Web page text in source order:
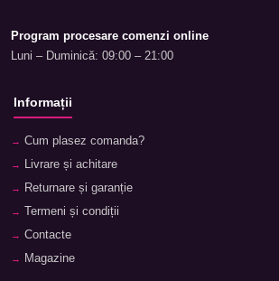
Program procesare comenzi online
Luni – Duminică: 09:00 – 21:00
Informații
Cum plasez comanda?
Livrare și achitare
Returnare și garanție
Termeni și condiții
Contacte
Magazine